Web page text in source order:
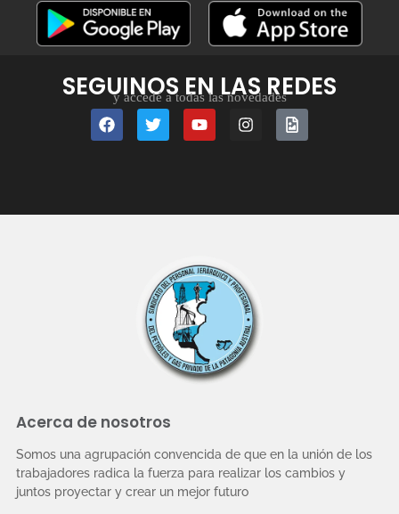
SEGUINOS EN LAS REDES
y accedé a todas las novedades
Acerca de nosotros
Somos una agrupación convencida de que en la unión de los
trabajadores radica la fuerza para realizar los cambios y
juntos proyectar y crear un mejor futuro